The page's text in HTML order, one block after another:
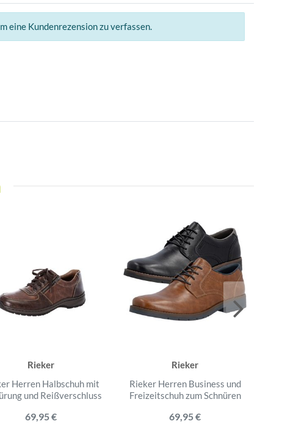
eine Kundenrezension zu verfassen.
Rieker
Herren Halbschuh mit
und Reißverschluss
69,95 €
Rieker
Rieker Herren Business und
Freizeitschuh zum Schnüren
69,95 €